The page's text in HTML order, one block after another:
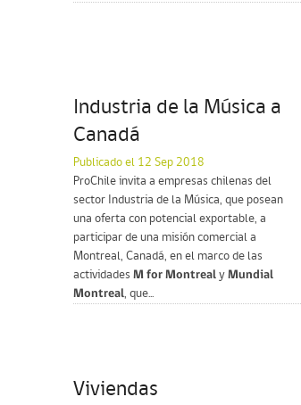
Industria de la Música a
Canadá
Publicado el 12 Sep 2018
ProChile invita a empresas chilenas del
sector Industria de la Música, que posean
una oferta con potencial exportable, a
participar de una misión comercial a
Montreal, Canadá, en el marco de las
actividades M for Montreal y Mundial
Montreal, que...
Viviendas